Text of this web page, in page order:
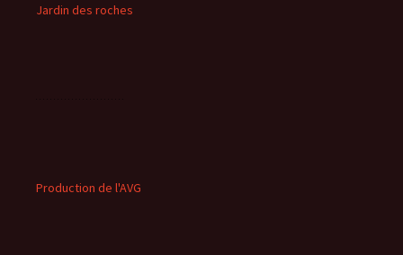
Jardin des roches
Production de l'AVG